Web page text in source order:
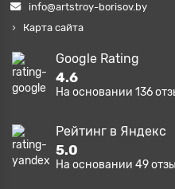
info@artstroy-borisov.by
Карта сайта
Google Rating
4.6
На основании 136
Рейтинг в Яндекс
5.0
На основании 49